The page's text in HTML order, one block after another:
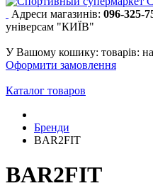
Адреси магазинів: 096-325-
універсам "КИЇВ"
У Вашому кошику: товарів:
Оформити замовлення
Каталог товаров
Бренди
BAR2FIT
BAR2FIT